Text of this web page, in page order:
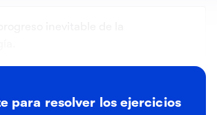
en el futuro.
para resolver los ejercicios